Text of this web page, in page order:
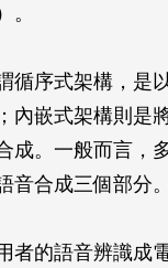
循序式架構，是
內嵌式架構則是
成。一般而言，
合成三個部分。
者的語音辨識成